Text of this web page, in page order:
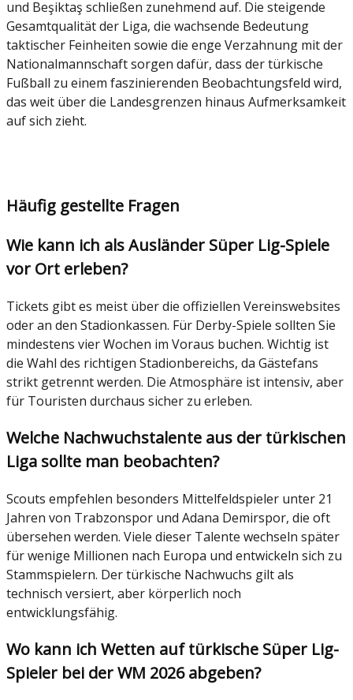
und Beşiktaş schließen zunehmend auf. Die steigende
Gesamtqualität der Liga, die wachsende Bedeutung
taktischer Feinheiten sowie die enge Verzahnung mit der
Nationalmannschaft sorgen dafür, dass der türkische
Fußball zu einem faszinierenden Beobachtungsfeld wird,
das weit über die Landesgrenzen hinaus Aufmerksamkeit
auf sich zieht.
Häufig gestellte Fragen
Wie kann ich als Ausländer Süper Lig-Spiele
vor Ort erleben?
Tickets gibt es meist über die offiziellen Vereinswebsites
oder an den Stadionkassen. Für Derby-Spiele sollten Sie
mindestens vier Wochen im Voraus buchen. Wichtig ist
die Wahl des richtigen Stadionbereichs, da Gästefans
strikt getrennt werden. Die Atmosphäre ist intensiv, aber
für Touristen durchaus sicher zu erleben.
Welche Nachwuchstalente aus der türkischen
Liga sollte man beobachten?
Scouts empfehlen besonders Mittelfeldspieler unter 21
Jahren von Trabzonspor und Adana Demirspor, die oft
übersehen werden. Viele dieser Talente wechseln später
für wenige Millionen nach Europa und entwickeln sich zu
Stammspielern. Der türkische Nachwuchs gilt als
technisch versiert, aber körperlich noch
entwicklungsfähig.
Wo kann ich Wetten auf türkische Süper Lig-
Spieler bei der WM 2026 abgeben?